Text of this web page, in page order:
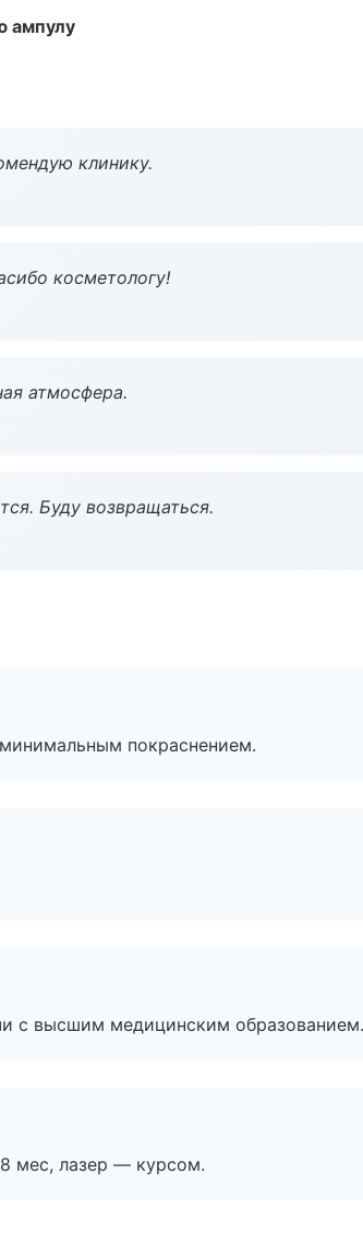
ампулу
клинику.
косметологу!
атмосфера.
Буду возвращаться.
покраснением.
с высшим медицинским образованием.
мес, лазер — курсом.